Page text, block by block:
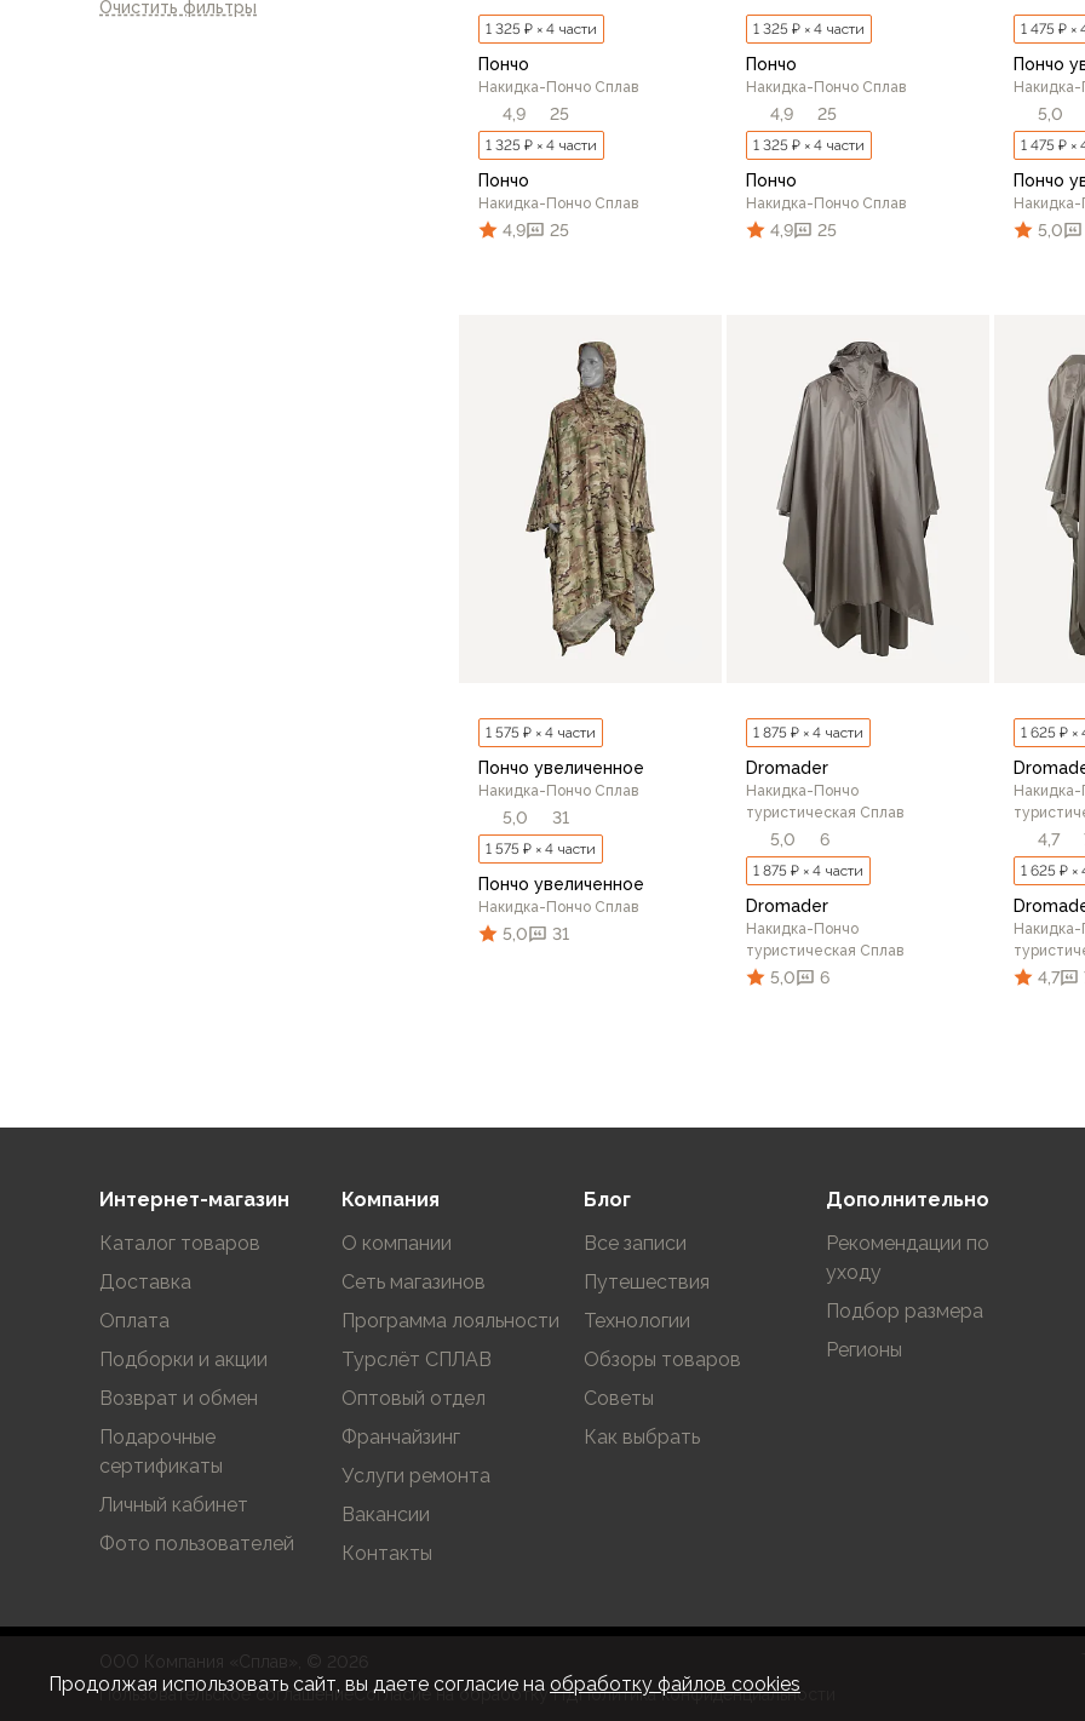
Термолеггинсы
Варежки
Зимние перчатки
Всесезонные перчатки
Мембранные перчатки
Неопреновые перчатки
Полуперчатки
Головные уборы
Шапки
Маски, подшлемники
Капюшоны-банданы
Банданы, гейторы
Шарфы
Для треккинга
Носки для бега
Повседневные
Очистить фильтры
1 325 ₽ × 4 части
Пончо
Накидка-Пончо Сплав
4,9 25
1 325 ₽ × 4 части
Пончо
Накидка-Пончо Сплав
4,9 25
В корзину
1 325 ₽ × 4 части
Пончо
Накидка-Пончо Сплав
4,9 25
1 325 ₽ × 4 части
Пончо
Накидка-Пончо Сплав
4,9 25
В корзину
1 475 ₽ ×
Пончо
5,0
1 475 ₽ ×
Пончо
5,0
1 575 ₽ × 4 части
Пончо увеличенное
Накидка-Пончо Сплав
5,0 31
1 575 ₽ × 4 части
Пончо увеличенное
Накидка-Пончо Сплав
5,0 31
1 875 ₽ × 4 части
Dromader
Накидка-Пончо
туристическая Сплав
5,0 6
1 875 ₽ × 4 части
Dromader
Накидка-Пончо
туристическая Сплав
5,0 6
В корзину
1 625 ₽ ×
4,7
1 625 ₽ ×
4,7
Интернет-магазин
Каталог товаров
Доставка
Оплата
Подборки и акции
Возврат и обмен
Подарочные
сертификаты
Личный кабинет
Фото пользователей
Компания
О компании
Сеть магазинов
Программа лояльности
Турслёт СПЛАВ
Оптовый отдел
Франчайзинг
Услуги ремонта
Вакансии
Контакты
Блог
Все записи
Путешествия
Технологии
Обзоры товаров
Советы
Как выбрать
Дополнительно
Рекомендации по
уходу
Подбор размера
Регионы
ООО Компания «Сплав», © 2026
Пользовательское соглашениеСогласие на обработку ПДПолитика конфиденциальности
Продолжая использовать сайт, вы даете согласие на обработку файлов cookies